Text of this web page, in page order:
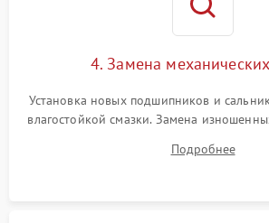
4. Замена
Установка новых подшипников и
влагостойкой смазки. Замена
или поврежденной резиновой
Подробнее